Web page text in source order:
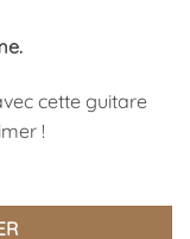
cette guitare
!